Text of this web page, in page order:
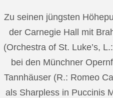
Zu seinen jüngsten
der Carnegie Hall mit
(Orchestra of St. Luke’s,
bei den Münchner
Tannhäuser (R.: Romeo
als Sharpless in Puccinis